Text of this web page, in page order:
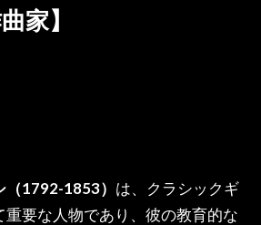
家】
1792-1853） は、クラシックギ
重要な人物であり、彼の教育的な